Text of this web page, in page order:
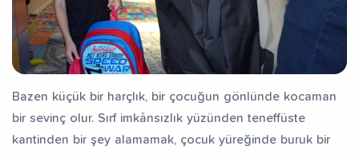
Bazen küçük bir harçlık, bir çocuğun gönlünde kocaman
bir sevinç olur. Sırf imkânsızlık yüzünden teneffüste
kantinden bir şey alamamak, çocuk yüreğinde buruk bir